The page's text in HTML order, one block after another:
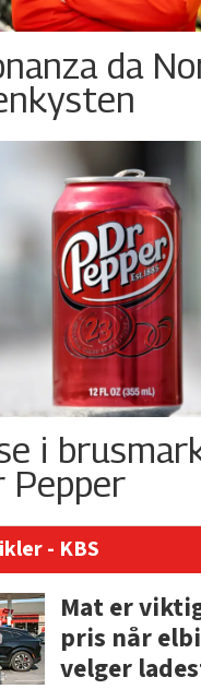
da
i
Pepper
- KBS
Mat er
pris når
velger